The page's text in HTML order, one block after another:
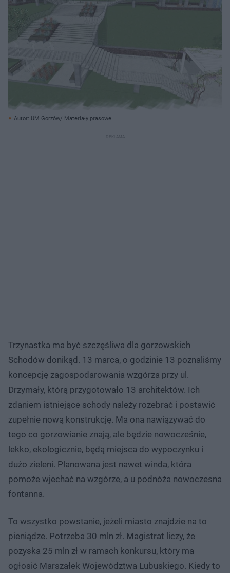
Autor: UM Gorzów/ Materiały prasowe
Trzynastka ma być szczęśliwa dla gorzowskich
Schodów donikąd. 13 marca, o godzinie 13 poznaliśmy
koncepcję zagospodarowania wzgórza przy ul.
Drzymały, którą przygotowało 13 architektów. Ich
zdaniem istniejące schody należy rozebrać i postawić
zupełnie nową konstrukcję. Ma ona nawiązywać do
tego co gorzowianie znają, ale będzie nowocześnie,
lekko, ekologicznie, będą miejsca do wypoczynku i
dużo zieleni. Planowana jest nawet winda, która
pomoże wjechać na wzgórze, a u podnóża nowoczesna
fontanna.
To wszystko powstanie, jeżeli miasto znajdzie na to
pieniądze. Potrzeba 30 mln zł. Magistrat liczy, że
pozyska 25 mln zł w ramach konkursu, który ma
ogłosić Marszałek Województwa Lubuskiego. Kiedy to